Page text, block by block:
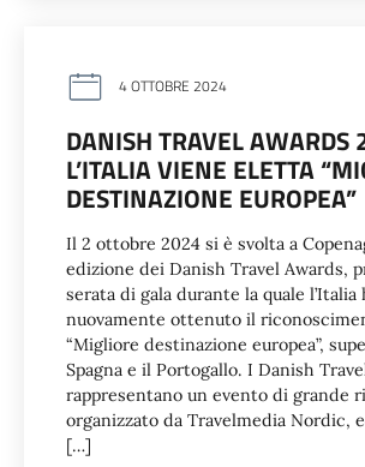
4 OTTOBRE 2024
DANISH TRAVEL AWARDS
L’ITALIA VIENE ELETTA
DESTINAZIONE EUROPEA”
Il 2 ottobre 2024 si è svolta a
edizione dei Danish Travel Awards,
serata di gala durante la quale l’Italia
nuovamente ottenuto il
“Migliore destinazione europea”,
Spagna e il Portogallo. I Danish
rappresentano un evento di grande
organizzato da Travelmedia Nordic,
[…]